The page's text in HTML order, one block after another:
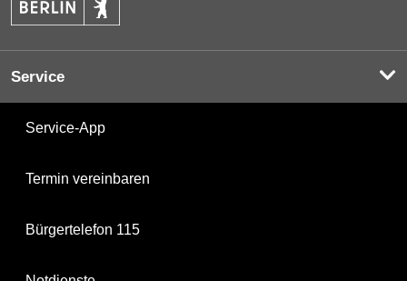
Service
Service-App
Termin vereinbaren
Bürgertelefon 115